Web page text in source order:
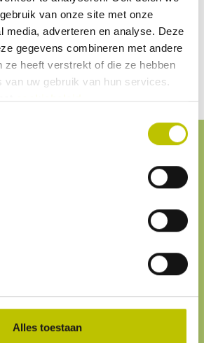
van onze site met onze
media, adverteren en analyse. Deze
gegevens combineren met andere
ze heeft verstrekt of die ze hebben
van uw gebruik van hun services.
cookiebeleid.
Alles toestaan
namelijk ook gewoon los
is hetwaterfilter van MSRzeer
kan je een hoop zelf vervangen aan
graag. Onze
klantenservice